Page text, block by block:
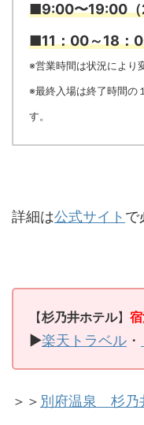
■9:00〜19:00
■11：00～18：
※営業時間は状況により
※最終入場は終了時間の
す。
詳細は公式サイト で
【杉乃井ホテル】
▶楽天トラベル ・
＞＞ 別府温泉 杉乃